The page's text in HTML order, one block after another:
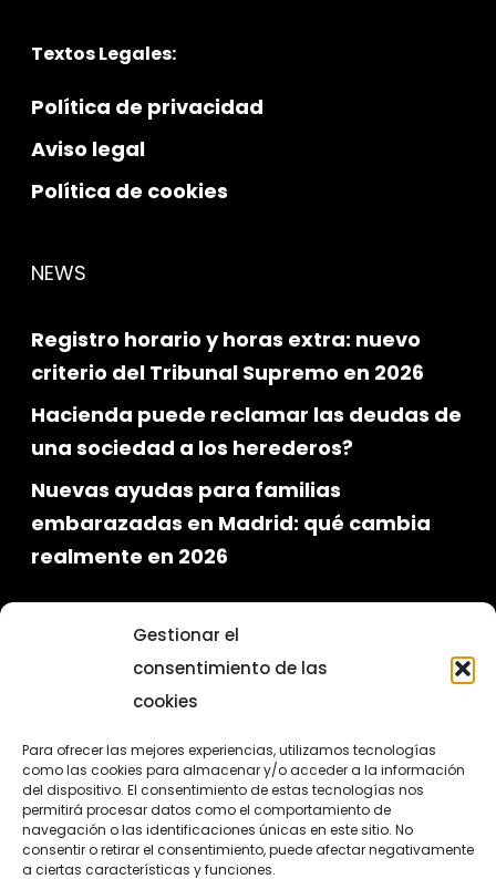
Gestionar el
consentimiento de las
cookies
Para ofrecer las mejores experiencias, utilizamos tecnologías
como las cookies para almacenar y/o acceder a la información
del dispositivo. El consentimiento de estas tecnologías nos
permitirá procesar datos como el comportamiento de
navegación o las identificaciones únicas en este sitio. No
consentir o retirar el consentimiento, puede afectar negativamente
a ciertas características y funciones.
Textos Legales:
Política de privacidad
Aviso legal
Política de cookies
NEWS
Registro horario y horas extra: nuevo
criterio del Tribunal Supremo en 2026
Hacienda puede reclamar las deudas de
una sociedad a los herederos?
Nuevas ayudas para familias
embarazadas en Madrid: qué cambia
realmente en 2026
Programa para el fomento de la
contratación en el ámbito de la